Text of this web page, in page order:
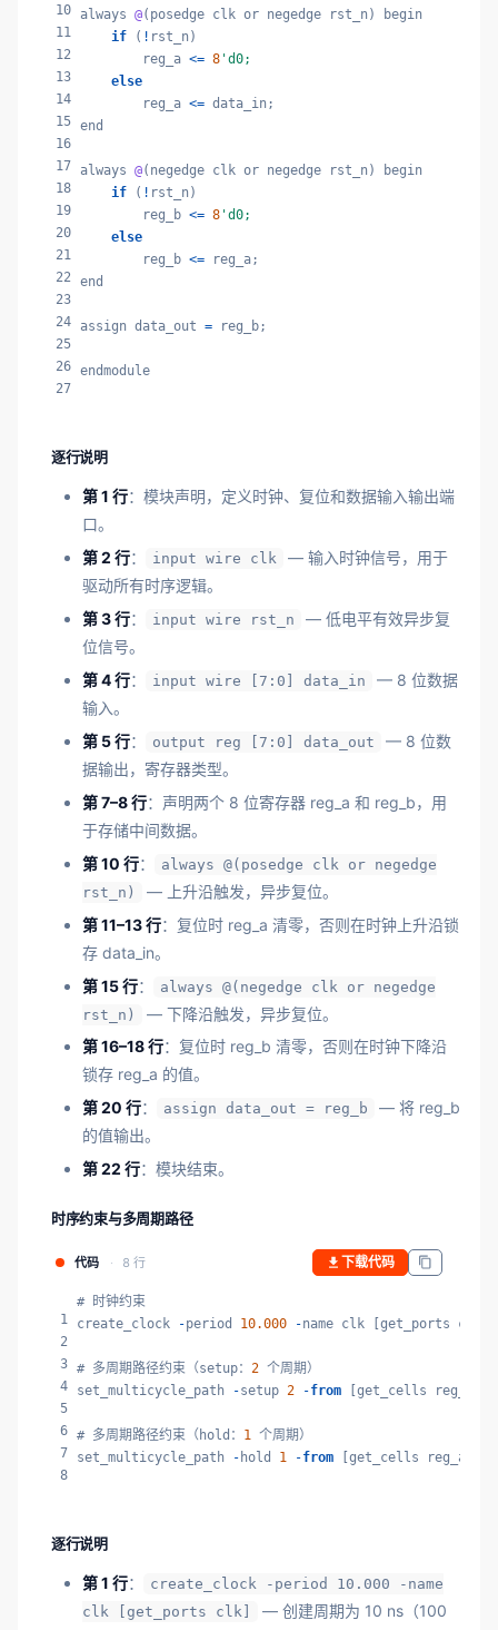
10
11
12
13
14
15
16
17
18
19
20
21
22
23
24
25
26
27
always @(posedge clk or negedge rst_n) begin
if ( ! rst_n)
        reg_a
<= 8 'd0;
else
        reg_a
<= data_in;
end
always @(negedge clk or negedge rst_n) begin
if ( ! rst_n)
        reg_b
<= 8 'd0;
else
        reg_b
<= reg_a;
end
assign data_out = reg_b;
endmodule
逐行说明
第 1 行：模块声明，定义时钟、复位和数据输入输出端
口。
第 2 行： input wire clk
— 输入时钟信号，用于
驱动所有时序逻辑。
第 3 行： input wire rst_n
— 低电平有效异步复
位信号。
第 4 行： input wire [7:0] data_in
— 8 位数据
输入。
第 5 行： output reg [7:0] data_out
— 8 位数
据输出，寄存器类型。
第 7–8 行：声明两个 8 位寄存器 reg_a 和 reg_b，用
于存储中间数据。
第 10 行：
always @(posedge clk or negedge
rst_n)
— 上升沿触发，异步复位。
第 11–13 行：复位时 reg_a 清零，否则在时钟上升沿锁
存 data_in。
第 15 行：
always @(negedge clk or negedge
rst_n)
— 下降沿触发，异步复位。
第 16–18 行：复位时 reg_b 清零，否则在时钟下降沿
锁存 reg_a 的值。
第 20 行： assign data_out = reg_b
— 将 reg_b
的值输出。
第 22 行：模块结束。
时序约束与多周期路径
代码 8 行 下载代码
1
2
3
4
5
6
7
8
# 时钟约束
create_clock
-period 10.000 -name clk [get_ports clk]
# 多周期路径约束（setup： 2 个周期）
set_multicycle_path
-setup 2 -from [get_cells
# 多周期路径约束（hold： 1
个周期）
set_multicycle_path
- hold 1 -from [get_cells
逐行说明
第 1 行：
create_clock -period 10.000 -name
clk [get_ports clk]
— 创建周期为 10 ns（100